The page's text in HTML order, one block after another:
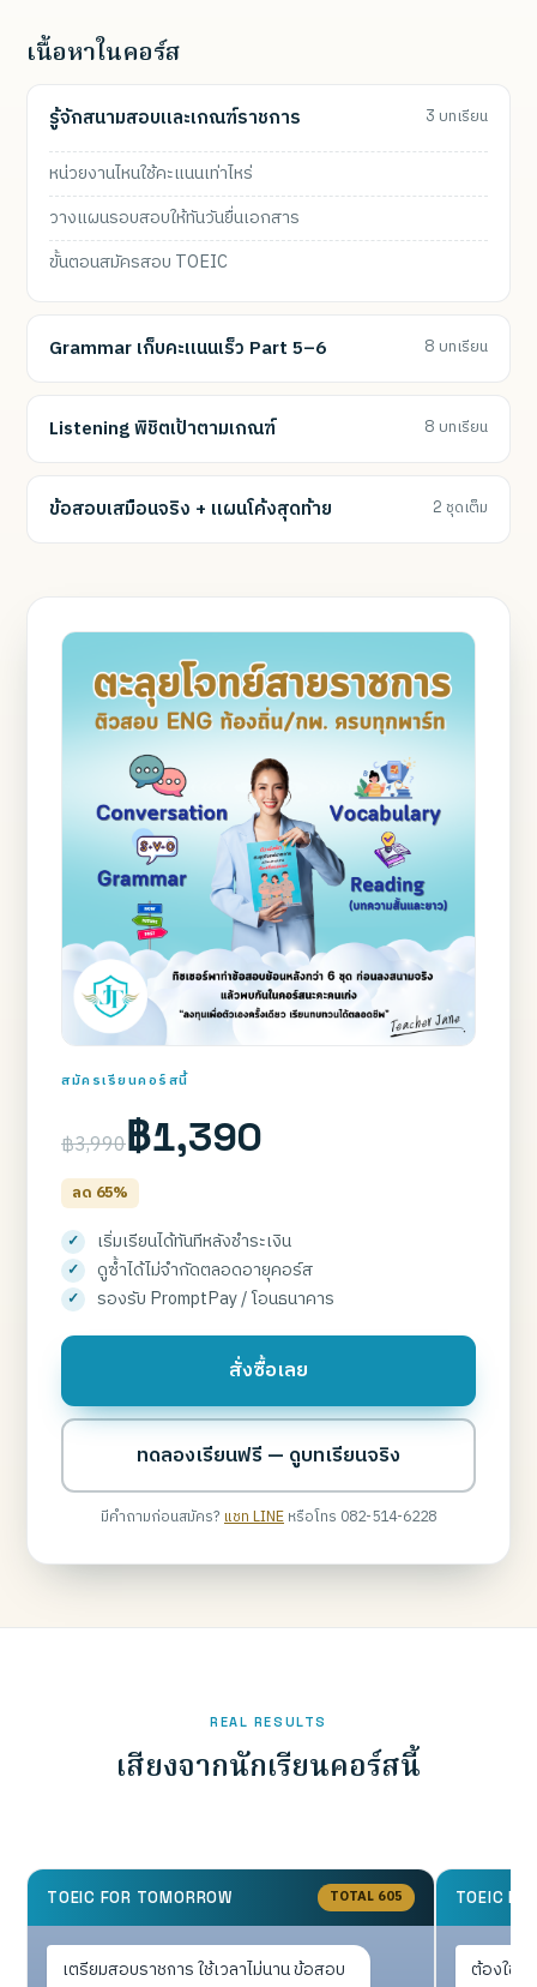
เนื้อหาในคอร์ส
รู้จักสนามสอบและเกณฑ์ราชการ 3 บทเรียน
หน่วยงานไหนใช้คะแนนเท่าไหร่
วางแผนรอบสอบให้ทันวันยื่นเอกสาร
ขั้นตอนสมัครสอบ TOEIC
Grammar เก็บคะแนนเร็ว Part 5–6 8 บทเรียน
Listening พิชิตเป้าตามเกณฑ์ 8 บทเรียน
ข้อสอบเสมือนจริง + แผนโค้งสุดท้าย 2 ชุดเต็ม
สมัครเรียนคอร์สนี้
฿3,990฿1,390
ลด 65%
เริ่มเรียนได้ทันทีหลังชำระเงิน
ดูซ้ำได้ไม่จำกัดตลอดอายุคอร์ส
รองรับ PromptPay / โอนธนาคาร
สั่งซื้อเลย
ทดลองเรียนฟรี — ดูบทเรียนจริง
มีคำถามก่อนสมัคร?แชท LINEหรือโทร 082-514-6228
REAL RESULTS
เสียงจากนักเรียนคอร์สนี้
TOEIC FOR TOMORROW TOTAL 605
เตรียมสอบราชการ ใช้เวลาไม่นาน ข้อสอบ
TOEIC
ต้องใช้ยื่